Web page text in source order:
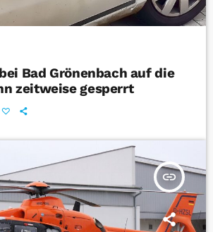
Bad Grönenbach auf die
zeitweise gesperrt
insert_link